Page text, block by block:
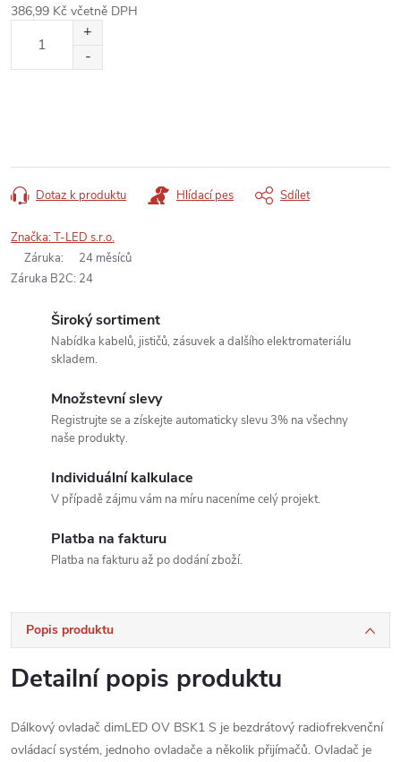
386,99 Kč včetně DPH
Dotaz k produktu Hlídací pes Sdílet
Značka:T-LED s.r.o.
Záruka:
24 měsíců
Záruka B2C: 24
Široký sortiment
Nabídka kabelů, jističů, zásuvek a dalšího elektromateriálu
skladem.
Množstevní slevy
Registrujte se a získejte automaticky slevu 3% na všechny
naše produkty.
Individuální kalkulace
V případě zájmu vám na míru naceníme celý projekt.
Platba na fakturu
Platba na fakturu až po dodání zboží.
Popis produktu
Detailní popis produktu
Dálkový ovladač dimLED OV BSK1 S je bezdrátový radiofrekvenční
ovládací systém, jednoho ovladače a několik přijímačů. Ovladač je